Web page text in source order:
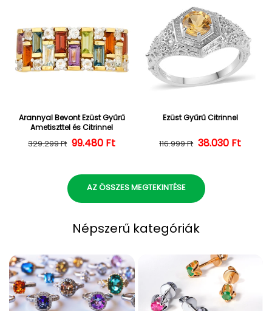
Arannyal Bevont Ezüst Gyűrű
Ametiszttel és Citrinnel
Normál ár
329.299 Ft Kedvezményes ár
99.480 Ft
Ezüst Gyűrű Citrinnel
Normál ár
116.999 Ft 38.030 Ft
AZ ÖSSZES MEGTEKINTÉSE
Népszerű kategóriák